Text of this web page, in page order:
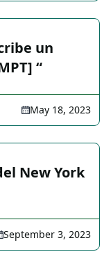
un
“
May 18, 2023
New York
September 3, 2023